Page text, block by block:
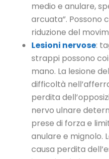
medio e anulare,
arcuata”. Possono
riduzione del
Lesioni nervose:
strappi possono
mano. La lesione
difficoltà
perdita
nervo ulnare
prese di forza e
anulare e mignolo.
causa perdita